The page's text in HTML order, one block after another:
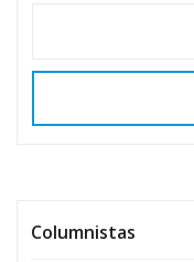
Columnistas